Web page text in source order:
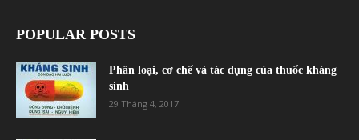
POPULAR POSTS
Phân loại, cơ chế và tác dụng của thuốc kháng
sinh
29 Tháng 4, 2017